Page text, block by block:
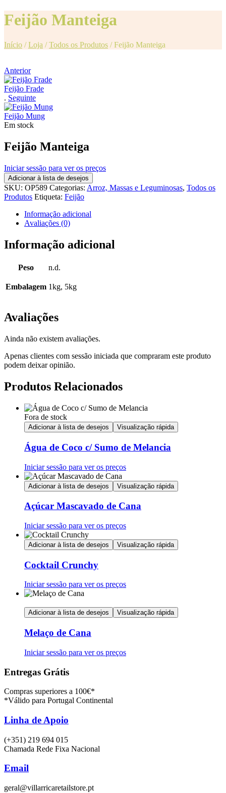
Feijão Manteiga
Início /Loja /Todos os Produtos /Feijão Manteiga
Anterior
Feijão Frade
. Seguinte
Feijão Mung
Em stock
Feijão Manteiga
Iniciar sessão para ver os preços
Adicionar à lista de desejos
SKU: OP589 Categorias: Arroz, Massas e Leguminosas, Todos os
Produtos Etiqueta: Feijão
Informação adicional
Avaliações (0)
Informação adicional
Peso n.d.
Embalagem 1kg, 5kg
Avaliações
Ainda não existem avaliações.
Apenas clientes com sessão iniciada que compraram este produto
podem deixar opinião.
Produtos Relacionados
Fora de stock
Adicionar à lista de desejos Visualização rápida
Água de Coco c/ Sumo de Melancia
Iniciar sessão para ver os preços
Adicionar à lista de desejos Visualização rápida
Açúcar Mascavado de Cana
Iniciar sessão para ver os preços
Adicionar à lista de desejos Visualização rápida
Cocktail Crunchy
Iniciar sessão para ver os preços
Adicionar à lista de desejos Visualização rápida
Melaço de Cana
Iniciar sessão para ver os preços
Entregas Grátis
Compras superiores a 100€*
*Válido para Portugal Continental
Linha de Apoio
(+351) 219 694 015
Chamada Rede Fixa Nacional
Email
geral@villarricaretailstore.pt